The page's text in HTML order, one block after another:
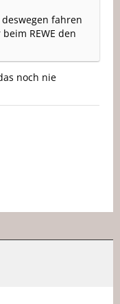
fahren
REWE den
noch nie